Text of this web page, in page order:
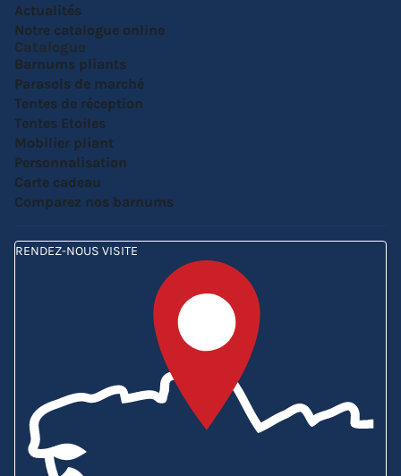
Actualités
Notre catalogue online
Catalogue
Barnums pliants
Parasols de marché
Tentes de réception
Tentes Etoiles
Mobilier pliant
Personnalisation
Carte cadeau
Comparez nos barnums
RENDEZ-NOUS VISITE